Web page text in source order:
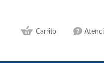
Carrito